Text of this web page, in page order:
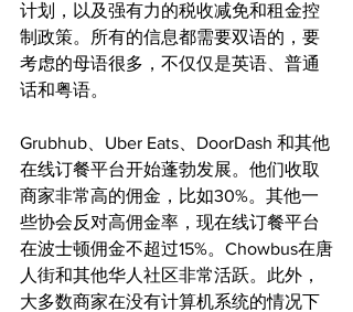
计划，以及强有力的税收减免和租金控
制政策。所有的信息都需要双语的，要
考虑的母语很多，不仅仅是英语、普通
话和粤语。
Grubhub、Uber Eats、DoorDash 和其他
在线订餐平台开始蓬勃发展。他们收取
商家非常高的佣金，比如30%。其他一
些协会反对高佣金率，现在线订餐平台
在波士顿佣金不超过15%。Chowbus在唐
人街和其他华人社区非常活跃。此外，
大多数商家在没有计算机系统的情况下